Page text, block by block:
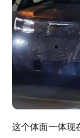
这个体面一体现